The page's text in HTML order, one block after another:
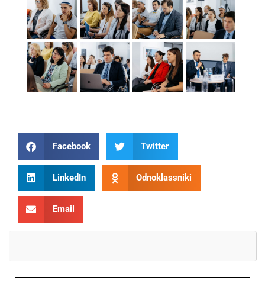
Facebook Twitter
LinkedIn Odnoklassniki
Email